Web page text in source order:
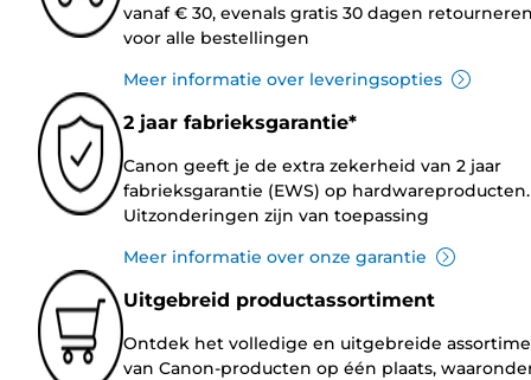
vanaf € 30, evenals gratis 30 dagen
voor alle bestellingen
Meer informatie over leveringsopties
2 jaar fabrieksgarantie*
Canon geeft je de extra zekerheid van 2 jaar
fabrieksgarantie (EWS) op hardwareproducten.
Uitzonderingen zijn van toepassing
Meer informatie over onze garantie
Uitgebreid productassortiment
Ontdek het volledige en uitgebreide
van Canon-producten op één plaats,